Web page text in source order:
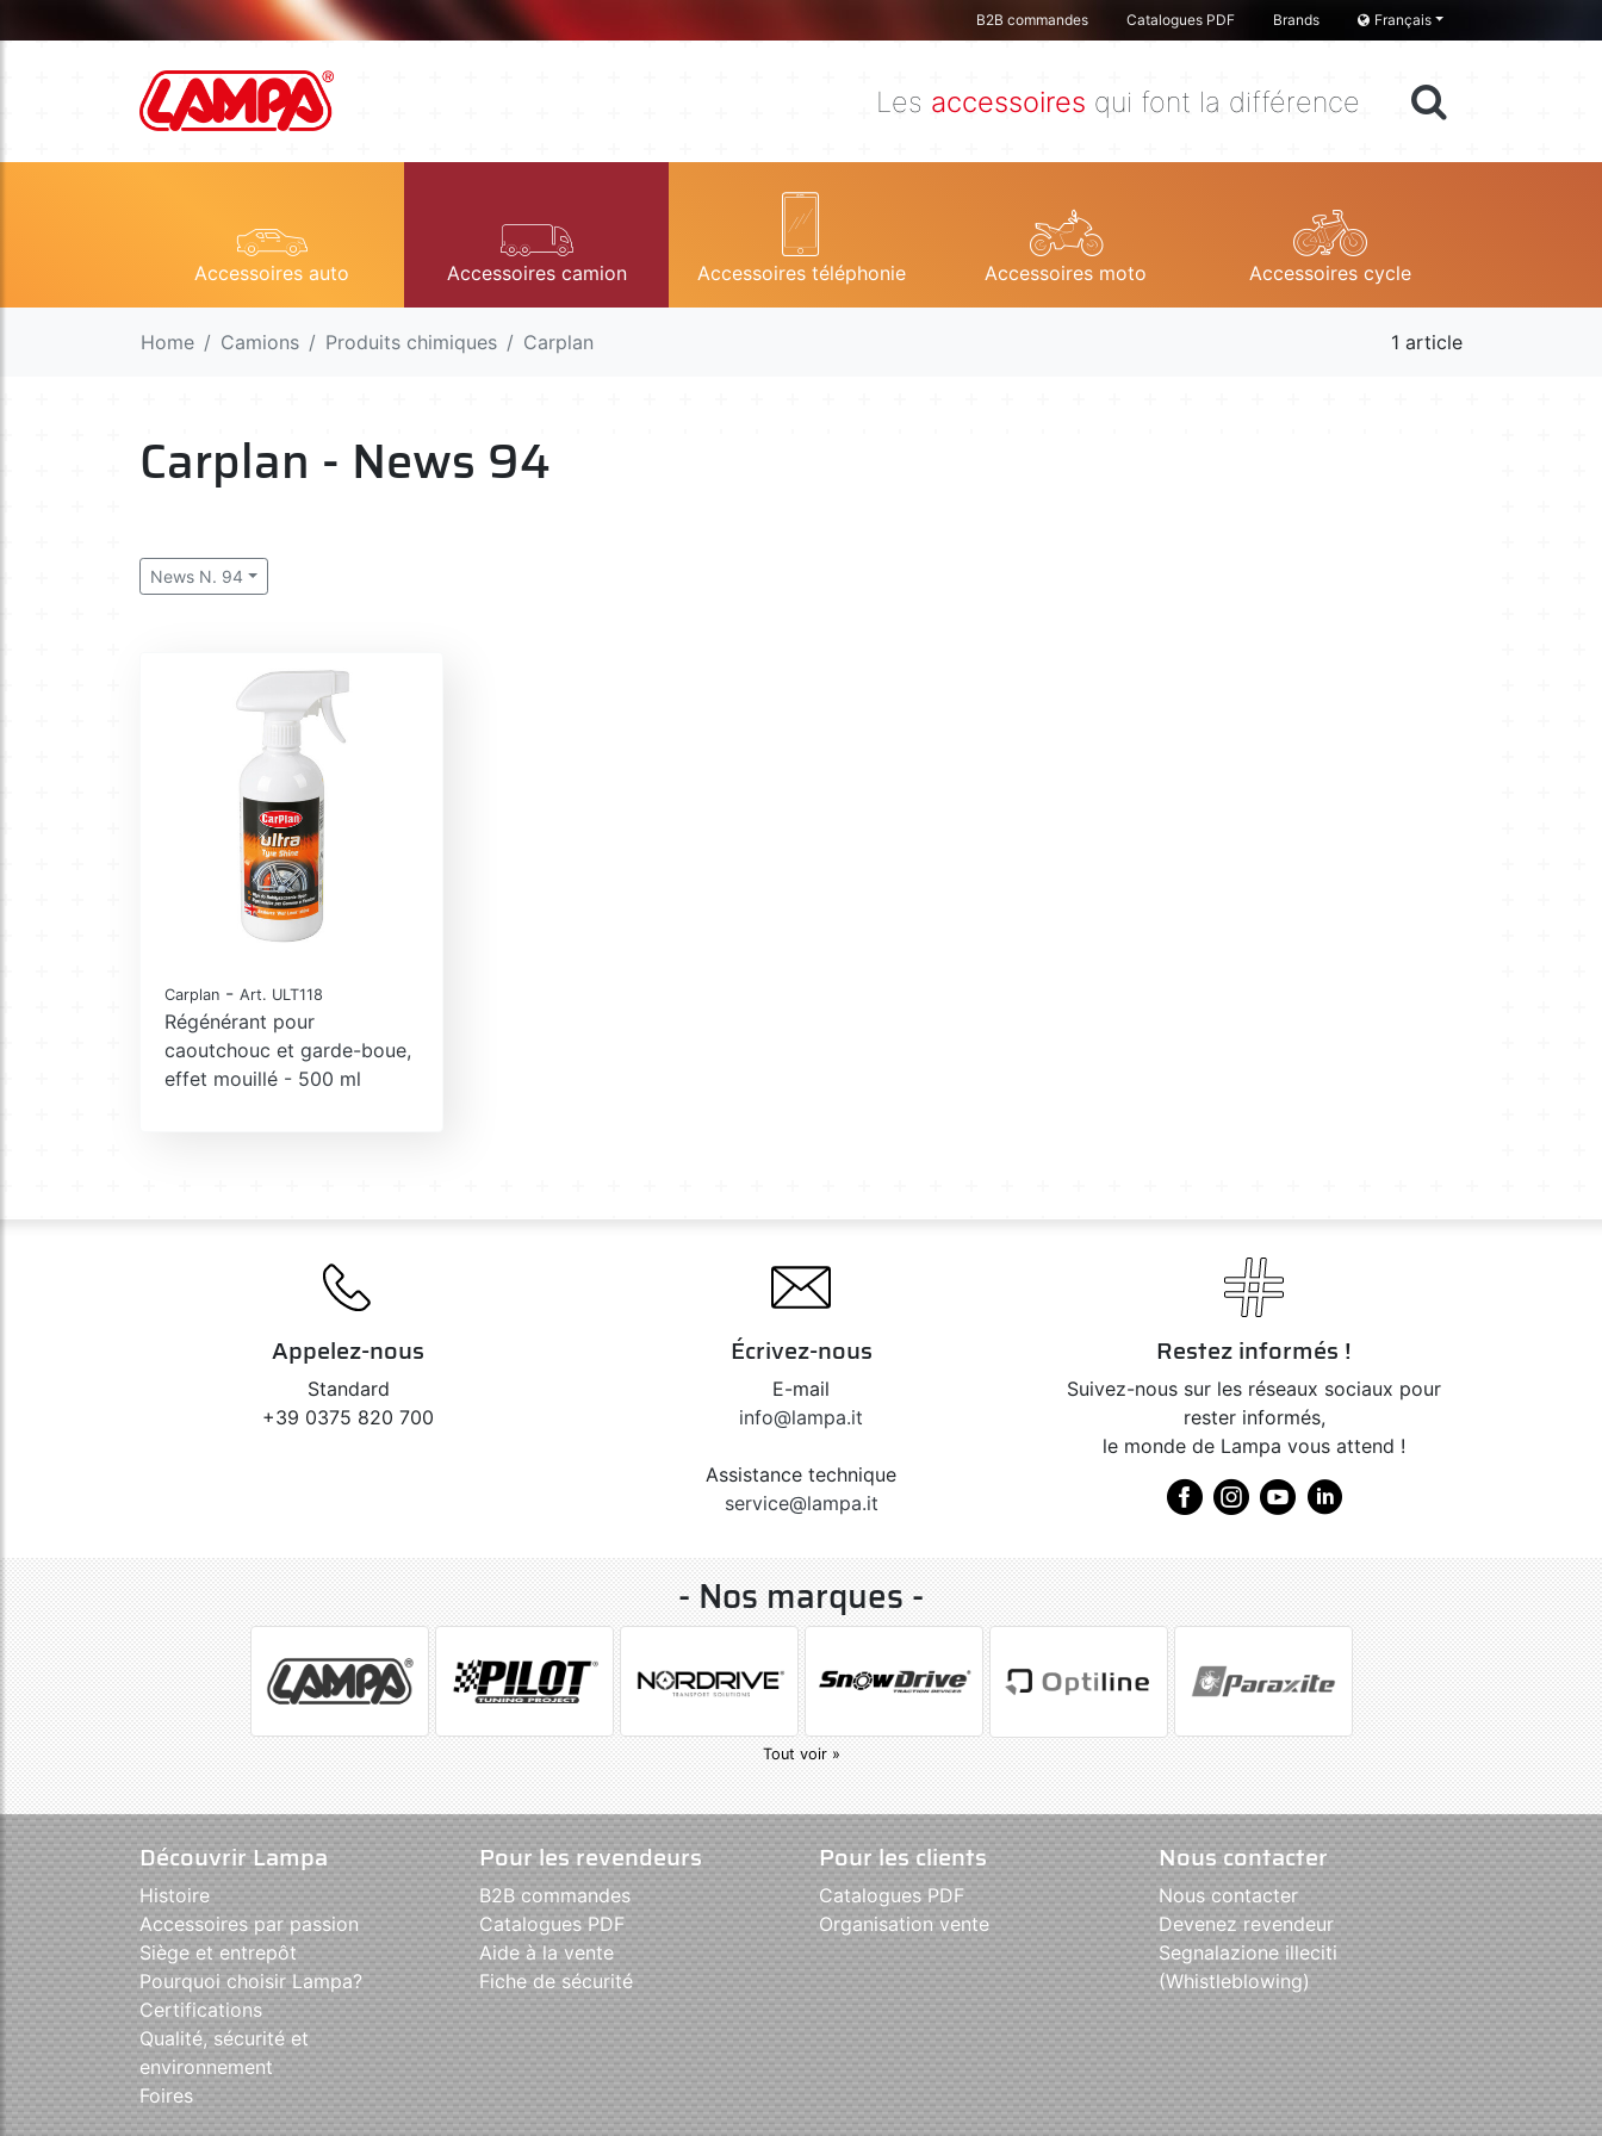
B2B commandes Catalogues PDF Brands Français
Les accessoires qui font la différence
Accessoires auto Accessoires camion Accessoires téléphonie Accessoires moto Accessoires cycle
Home Camions Produits chimiques Carplan 1 article
Carplan - News 94
News N. 94
Carplan - Art. ULT118
Régénérant pour
caoutchouc et garde-boue,
effet mouillé - 500 ml
Appelez-nous
Standard
+39 0375 820 700
Écrivez-nous
E-mail
info@lampa.it
Assistance technique
service@lampa.it
Restez informés !
Suivez-nous sur les réseaux sociaux pour
rester informés,
le monde de Lampa vous attend !
- Nos marques -
Tout voir »
Découvrir Lampa
Histoire
Accessoires par passion
Siège et entrepôt
Pourquoi choisir Lampa?
Certifications
Qualité, sécurité et
environnement
Foires
Pour les revendeurs
B2B commandes
Catalogues PDF
Aide à la vente
Fiche de sécurité
Pour les clients
Catalogues PDF
Organisation vente
Nous contacter
Nous contacter
Devenez revendeur
Segnalazione illeciti
(Whistleblowing)